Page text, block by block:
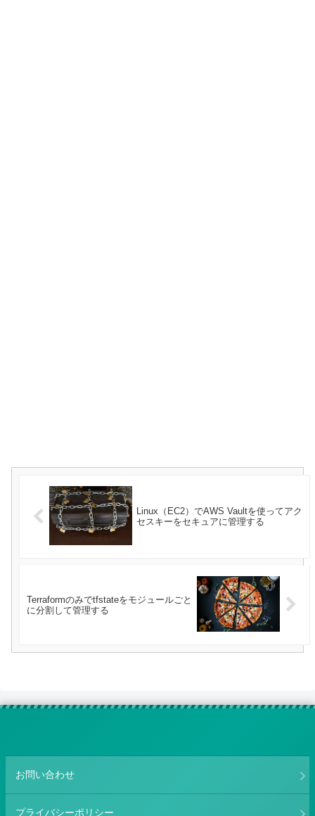
Linux（EC2）でAWS Vaultを使ってアク
セスキーをセキュアに管理する
Terraformのみでtfstateをモジュールごと
に分割して管理する
お問い合わせ
プライバシーポリシー